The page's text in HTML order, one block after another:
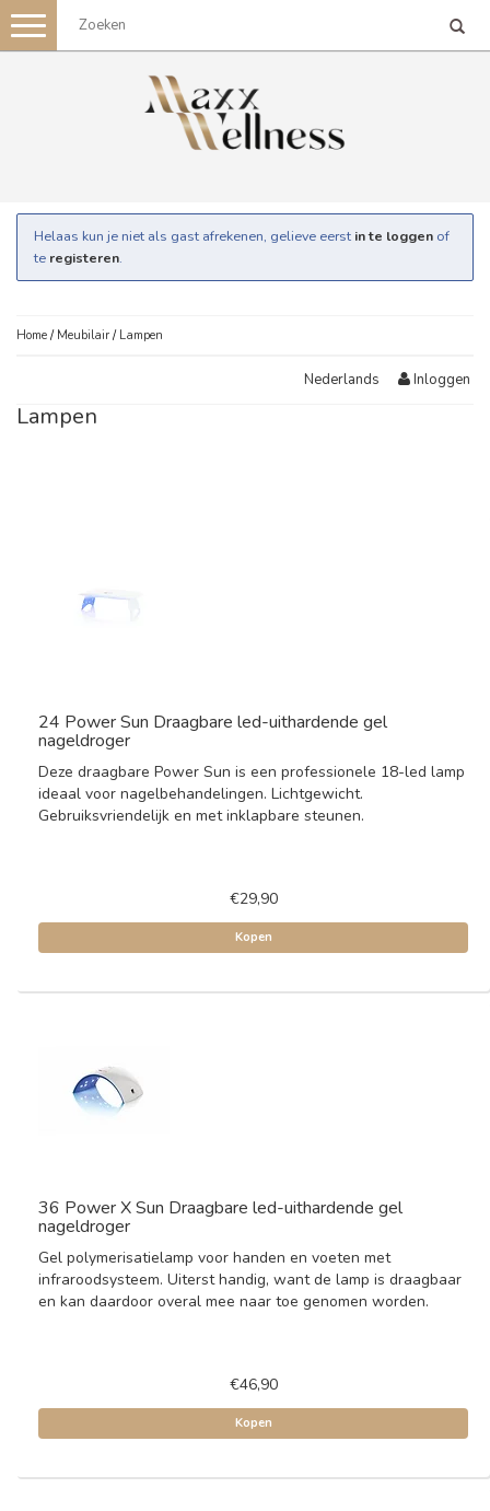
Toggle
navigation
Helaas kun je niet als gast afrekenen, gelieve eerst in te loggen of
te registeren.
Home / Meubilair / Lampen
Nederlands Inloggen
Lampen
24 Power Sun Draagbare led-uithardende gel
nageldroger
Deze draagbare Power Sun is een professionele 18-led lamp
ideaal voor nagelbehandelingen. Lichtgewicht.
Gebruiksvriendelijk en met inklapbare steunen.
€29,90
Kopen
36 Power X Sun Draagbare led-uithardende gel
nageldroger
Gel polymerisatielamp voor handen en voeten met
infraroodsysteem. Uiterst handig, want de lamp is draagbaar
en kan daardoor overal mee naar toe genomen worden.
€46,90
Kopen